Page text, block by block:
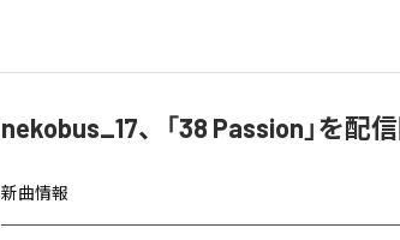
nekobus_17、「38 Passion」を配
新曲情報